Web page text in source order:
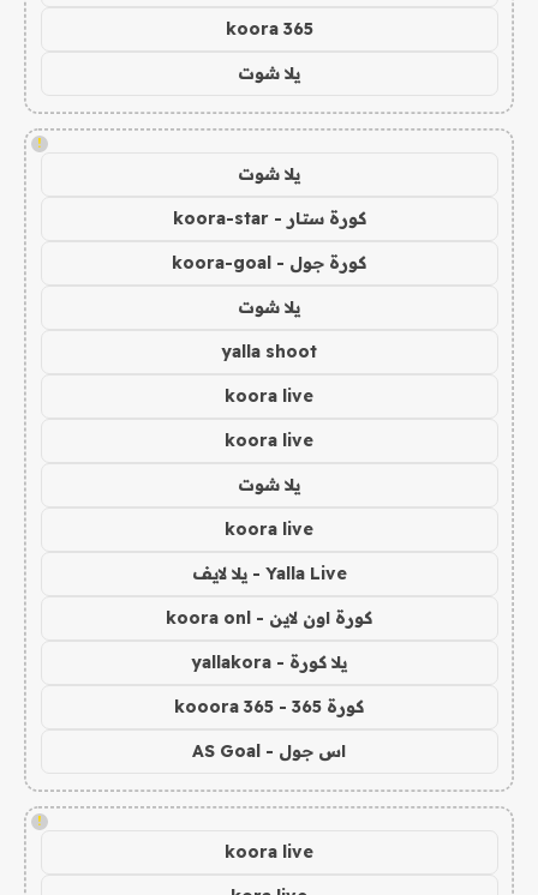
koora 365
يلا شوت
!
يلا شوت
كورة ستار - koora-star
كورة جول - koora-goal
يلا شوت
yalla shoot
koora live
koora live
يلا شوت
koora live
Yalla Live - يلا لايف
كورة اون لاين - koora onl
يلا كورة - yallakora
كورة 365 - kooora 365
اس جول - AS Goal
!
koora live